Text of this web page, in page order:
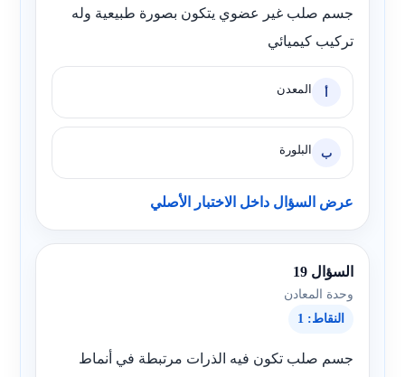
جسم صلب غير عضوي يتكون بصورة طبيعية وله
تركيب كيميائي
أ المعدن
ب البلورة
عرض السؤال داخل الاختبار الأصلي
السؤال 19
وحدة المعادن
النقاط: 1
جسم صلب تكون فيه الذرات مرتبطة في أنماط